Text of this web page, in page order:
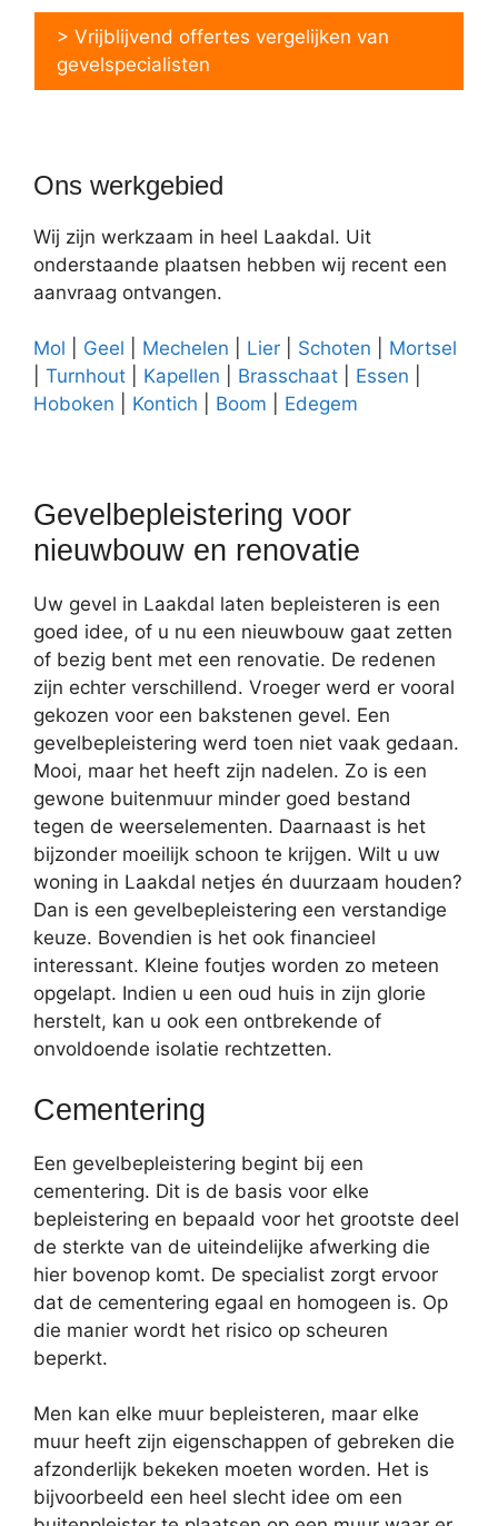
> Vrijblijvend offertes vergelijken van
gevelspecialisten
Ons werkgebied
Wij zijn werkzaam in heel Laakdal. Uit
onderstaande plaatsen hebben wij recent een
aanvraag ontvangen.
Mol Geel Mechelen Lier Schoten
Mortsel
Turnhout Kapellen Brasschaat Essen
Hoboken
Kontich Boom Edegem
Gevelbepleistering voor
nieuwbouw en renovatie
Uw gevel in Laakdal laten bepleisteren is een
goed idee, of u nu een nieuwbouw gaat zetten
of bezig bent met een renovatie. De redenen
zijn echter verschillend. Vroeger werd er vooral
gekozen voor een bakstenen gevel. Een
gevelbepleistering werd toen niet vaak gedaan.
Mooi, maar het heeft zijn nadelen. Zo is een
gewone buitenmuur minder goed bestand
tegen de weerselementen. Daarnaast is het
bijzonder moeilijk schoon te krijgen. Wilt u uw
woning in Laakdal netjes én duurzaam houden?
Dan is een gevelbepleistering een verstandige
keuze. Bovendien is het ook financieel
interessant. Kleine foutjes worden zo meteen
opgelapt. Indien u een oud huis in zijn glorie
herstelt, kan u ook een ontbrekende of
onvoldoende isolatie rechtzetten.
Cementering
Een gevelbepleistering begint bij een
cementering. Dit is de basis voor elke
bepleistering en bepaald voor het grootste deel
de sterkte van de uiteindelijke afwerking die
hier bovenop komt. De specialist zorgt ervoor
dat de cementering egaal en homogeen is. Op
die manier wordt het risico op scheuren
beperkt.
Men kan elke muur bepleisteren, maar elke
muur heeft zijn eigenschappen of gebreken die
afzonderlijk bekeken moeten worden. Het is
bijvoorbeeld een heel slecht idee om een